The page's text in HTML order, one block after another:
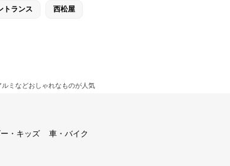
トランス 西松屋
ミなどおしゃれなものが人気
・キッズ 車・バイク